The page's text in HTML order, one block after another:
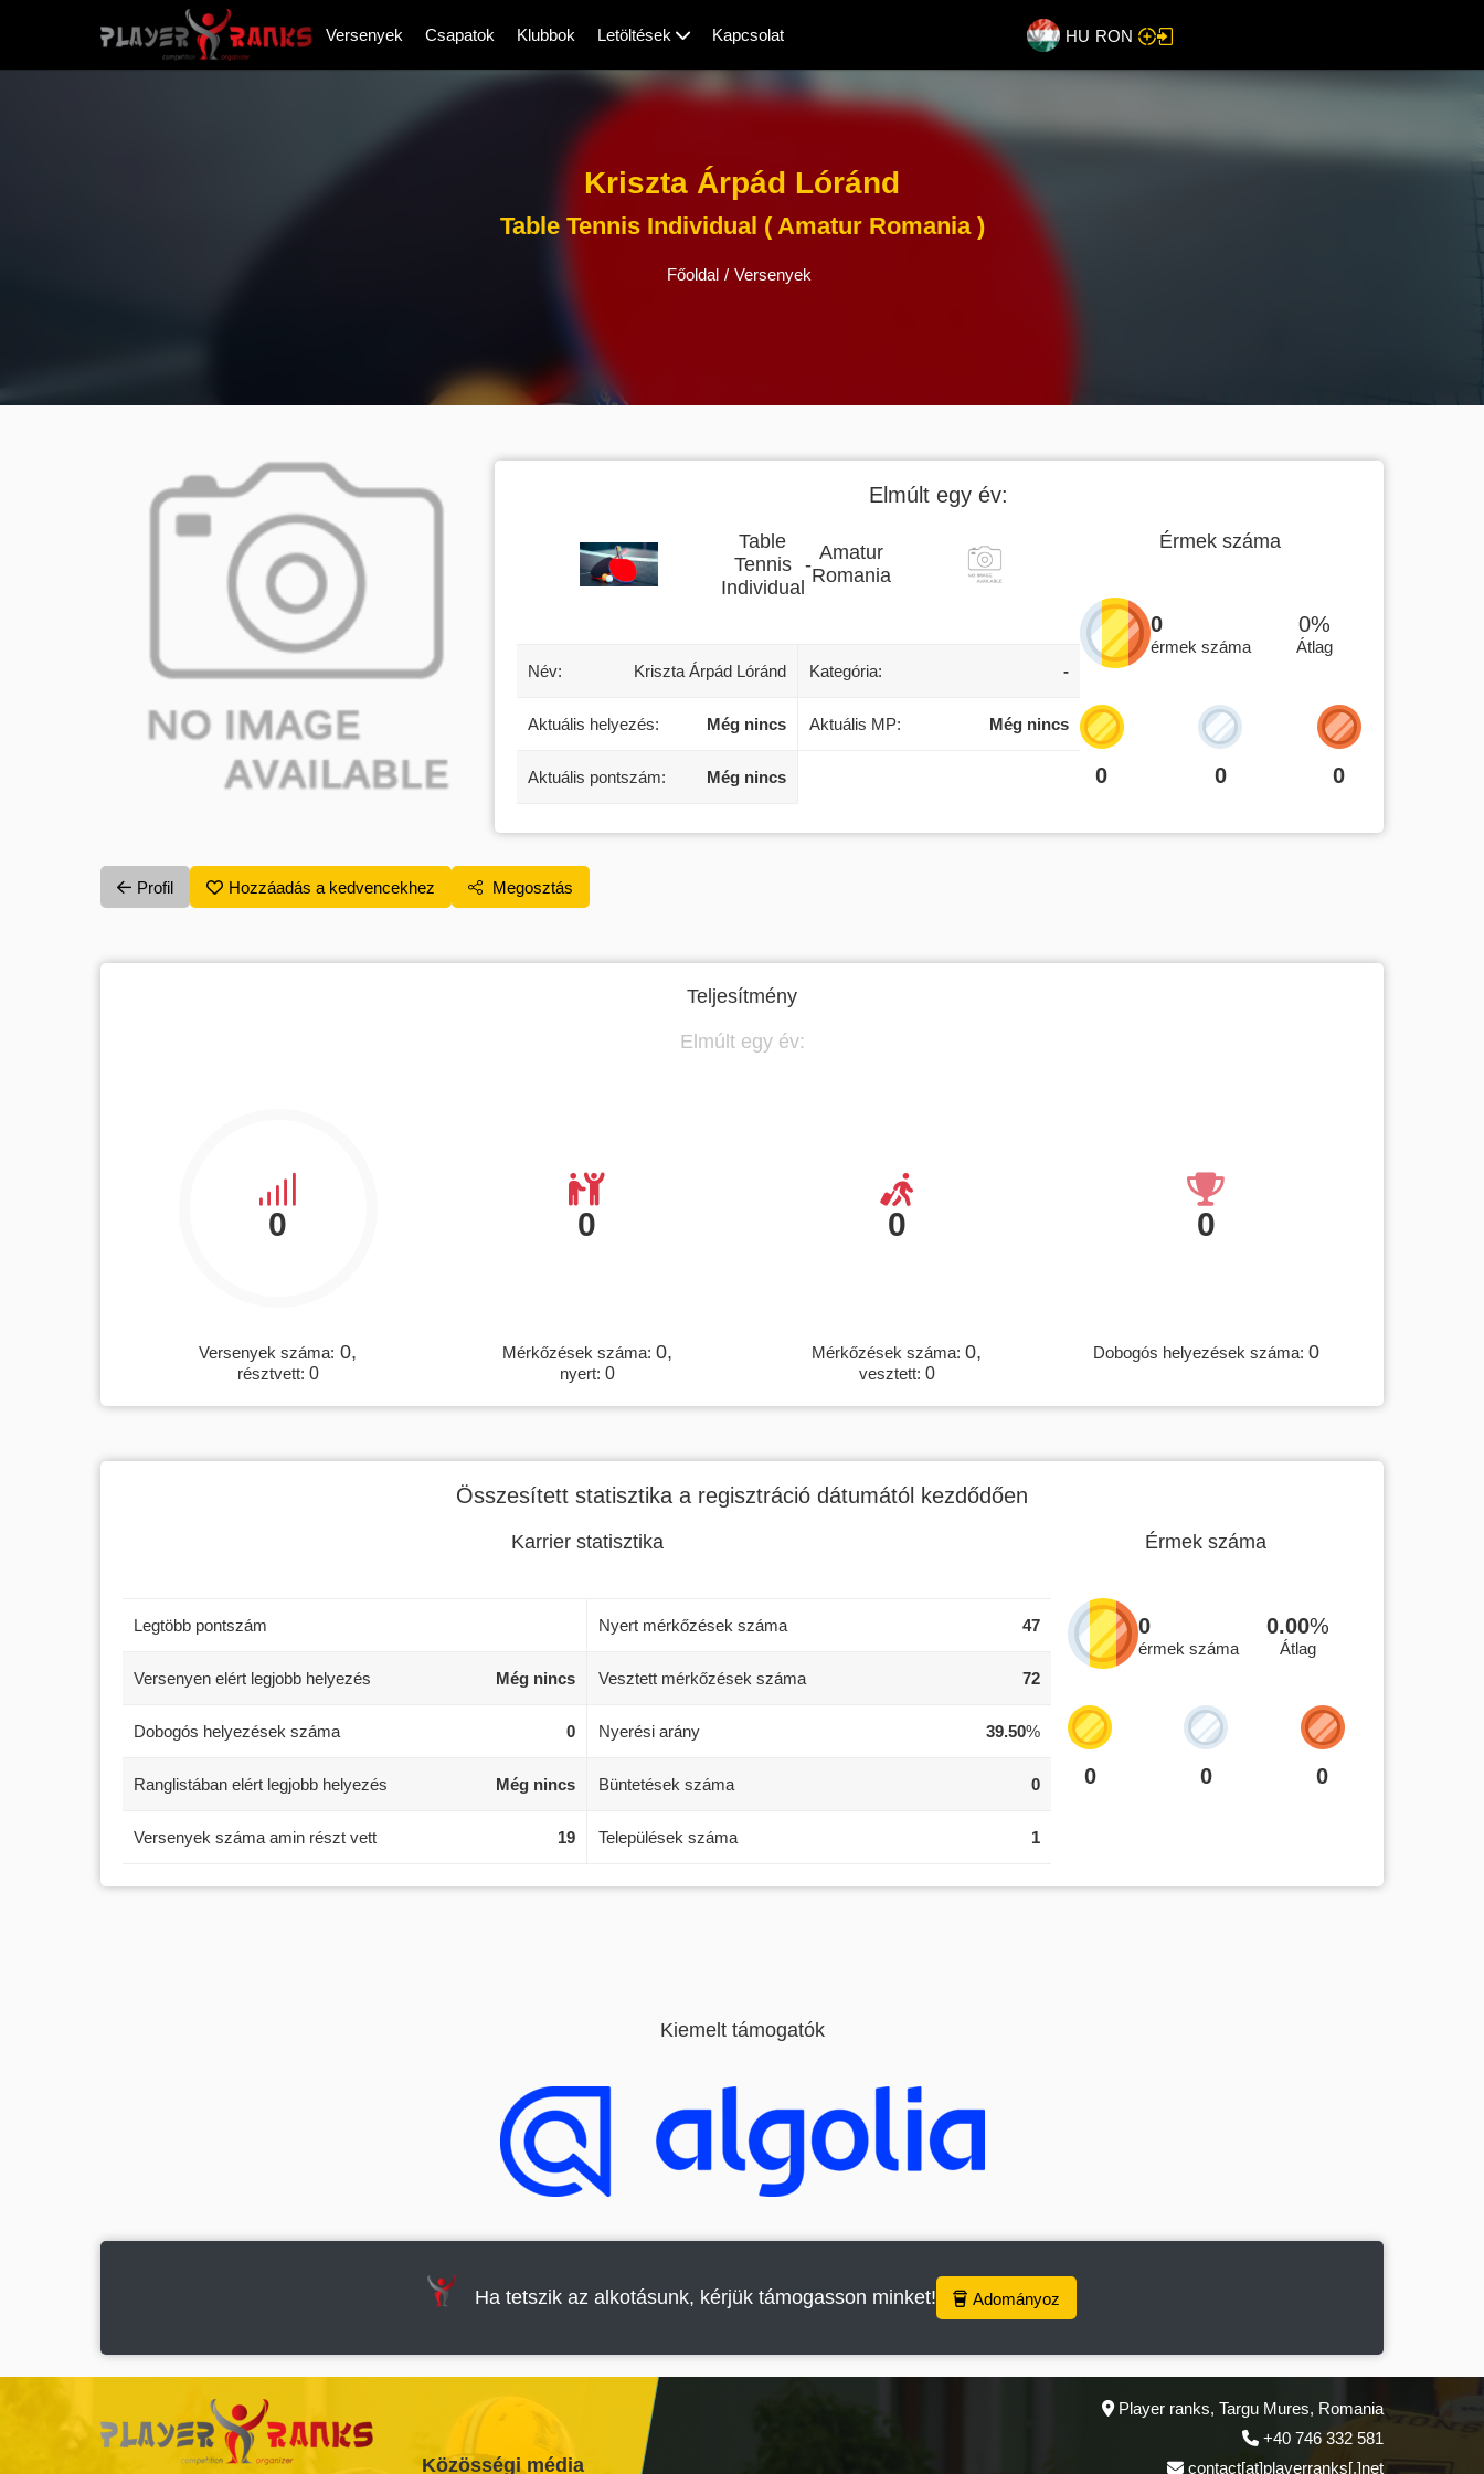
Versenyek Csapatok Klubbok Letöltések Kapcsolat HU RON
Kriszta Árpád Lóránd
Table Tennis Individual ( Amatur Romania )
Főoldal / Versenyek
Elmúlt egy év:
Table
Tennis
Individual
-
Amatur
Romania
Név: Kriszta Árpád Lóránd Kategória: -
Aktuális helyezés: Még nincs Aktuális MP: Még nincs
Aktuális pontszám: Még nincs
Érmek száma
0
érmek száma
0%
Átlag
0 0 0
Profil Hozzáadás a kedvencekhez Megosztás
Teljesítmény
Elmúlt egy év:
0
Versenyek száma: 0,
résztvett: 0
0
Mérkőzések száma: 0,
nyert: 0
0
Mérkőzések száma:0,
vesztett: 0
0
Dobogós helyezések száma: 0
Összesített statisztika a regisztráció dátumától kezdődően
Karrier statisztika
Legtöbb pontszám
Versenyen elért legjobb helyezés Még nincs
Dobogós helyezések száma 0
Ranglistában elért legjobb helyezés Még nincs
Versenyek száma amin részt vett 19
Nyert mérkőzések száma 47
Vesztett mérkőzések száma 72
Nyerési arány 39.50%
Büntetések száma 0
Települések száma 1
Érmek száma
0
érmek száma
0.00%
Átlag
0 0 0
Kiemelt támogatók
Ha tetszik az alkotásunk, kérjük támogasson minket! Adományoz
Közösségi média
Player ranks, Targu Mures, Romania
+40 746 332 581
contact[at]playerranks[.]net